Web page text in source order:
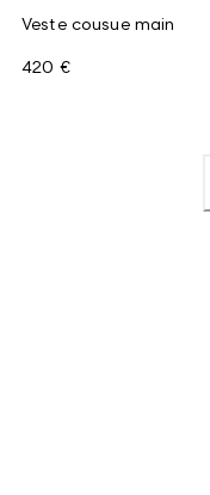
Veste cousue main
420 €